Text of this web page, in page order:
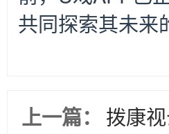
共同探索其未来
上一篇：
拨康